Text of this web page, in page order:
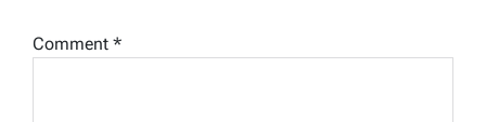
Comment *